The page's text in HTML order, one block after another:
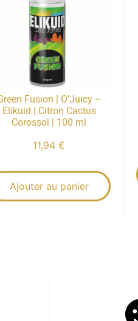
Fusion | O’Juicy –
Elikuid | Citron Cactus
Corossol | 100 ml
11,94€
Ajouter au panier